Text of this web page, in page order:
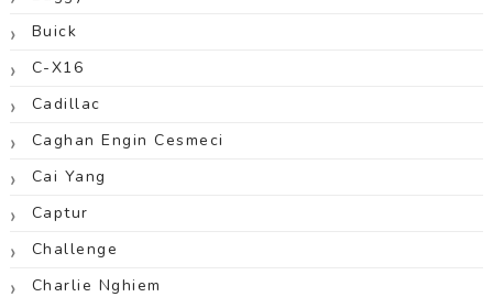
Buick
C-X16
Cadillac
Caghan Engin Cesmeci
Cai Yang
Captur
Challenge
Charlie Nghiem